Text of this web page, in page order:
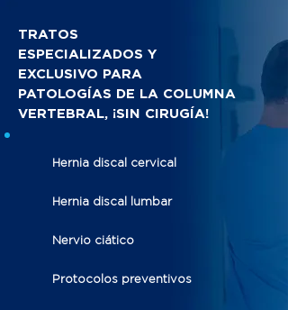
TRATOS
ESPECIALIZADOS Y
EXCLUSIVO PARA
PATOLOGÍAS DE LA COLUMNA
VERTEBRAL, ¡SIN CIRUGÍA!
Hernia discal cervical
Hernia discal lumbar
Nervio ciático
Protocolos preventivos